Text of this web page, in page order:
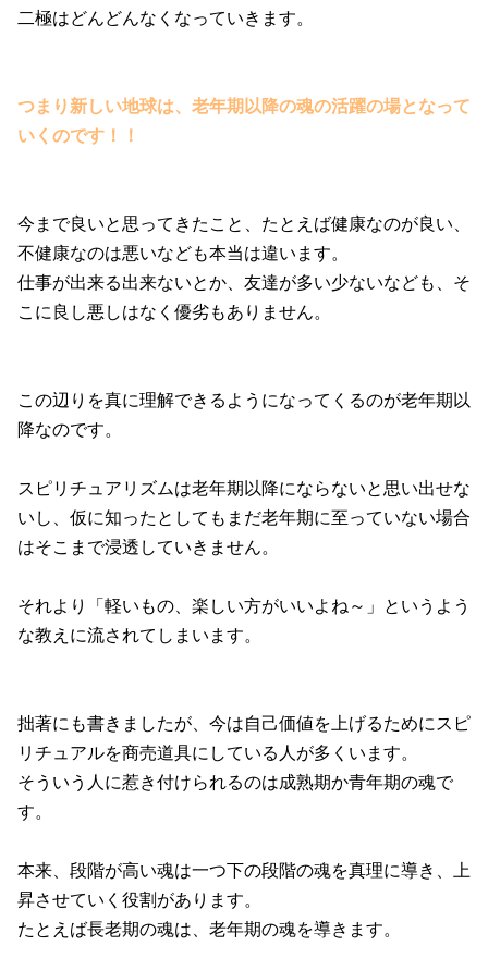
二極はどんどんなくなっていきます。
つまり新しい地球は、老年期以降の魂の活躍の場となって
いくのです！！
今まで良いと思ってきたこと、たとえば健康なのが良い、
不健康なのは悪いなども本当は違います。
仕事が出来る出来ないとか、友達が多い少ないなども、そ
こに良し悪しはなく優劣もありません。
この辺りを真に理解できるようになってくるのが老年期以
降なのです。
スピリチュアリズムは老年期以降にならないと思い出せな
いし、仮に知ったとしてもまだ老年期に至っていない場合
はそこまで浸透していきません。
それより「軽いもの、楽しい方がいいよね～」というよう
な教えに流されてしまいます。
拙著にも書きましたが、今は自己価値を上げるためにスピ
リチュアルを商売道具にしている人が多くいます。
そういう人に惹き付けられるのは成熟期か青年期の魂で
す。
本来、段階が高い魂は一つ下の段階の魂を真理に導き、上
昇させていく役割があります。
たとえば長老期の魂は、老年期の魂を導きます。